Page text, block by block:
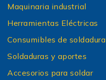
Maquinaria industrial
Herramientas Eléctricas
Consumibles de soldadura
Soldaduras y aportes
Accesorios para soldar